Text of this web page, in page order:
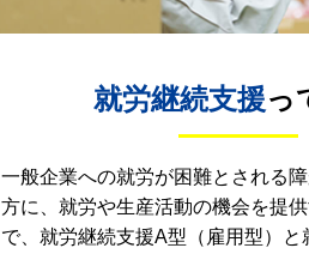
就労継続支援っ
一般企業への就労が困難とされる
方に、就労や生産活動の機会を提
で、就労継続支援A型（雇用型）と